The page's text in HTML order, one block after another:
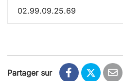
02.99.09.25.69
Partager sur